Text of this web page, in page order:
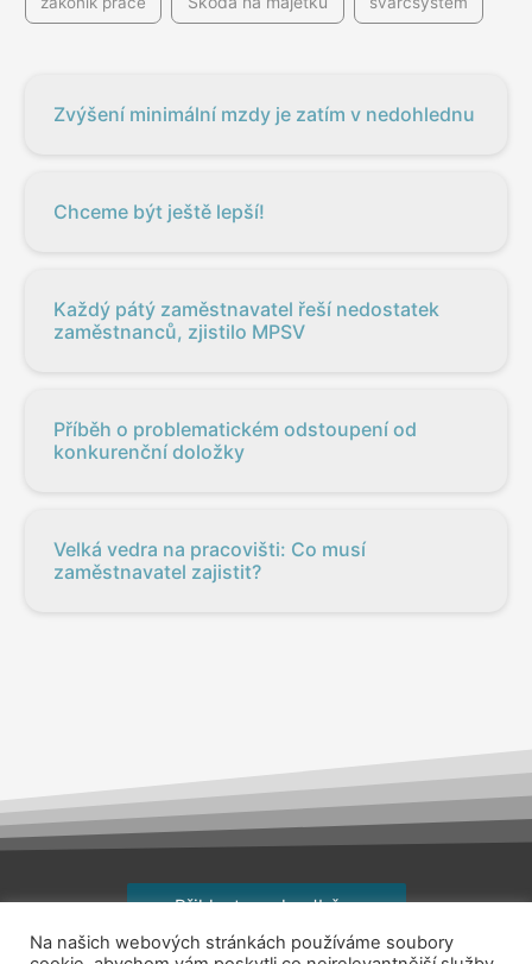
Zvýšení minimální mzdy je zatím v nedohlednu
Chceme být ještě lepší!
Každý pátý zaměstnavatel řeší nedostatek
zaměstnanců, zjistilo MPSV
Příběh o problematickém odstoupení od
konkurenční doložky
Velká vedra na pracovišti: Co musí
zaměstnavatel zajistit?
Přihlaste se k odběru
Na našich webových stránkách používáme soubory